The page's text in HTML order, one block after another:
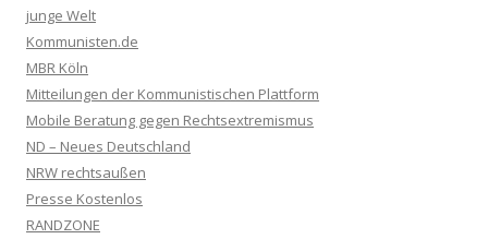
junge Welt
Kommunisten.de
MBR Köln
Mitteilungen der Kommunistischen Plattform
Mobile Beratung gegen Rechtsextremismus
ND – Neues Deutschland
NRW rechtsaußen
Presse Kostenlos
RANDZONE